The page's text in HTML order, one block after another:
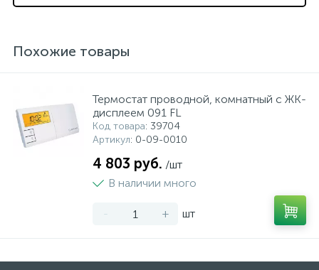
Похожие товары
Термостат проводной, комнатный с ЖК-
дисплеем 091 FL
Код товара: 39704
Артикул: 0-09-0010
4 803 руб. /шт
В наличии много
- + шт